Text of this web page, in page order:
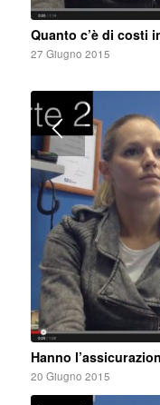
Quanto c’è di costi
27 Giugno 2015
Hanno
20 Giugno 2015